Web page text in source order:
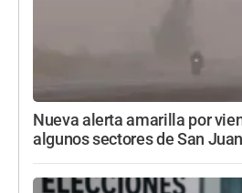
Nueva alerta amarilla por
algunos sectores de San Juan